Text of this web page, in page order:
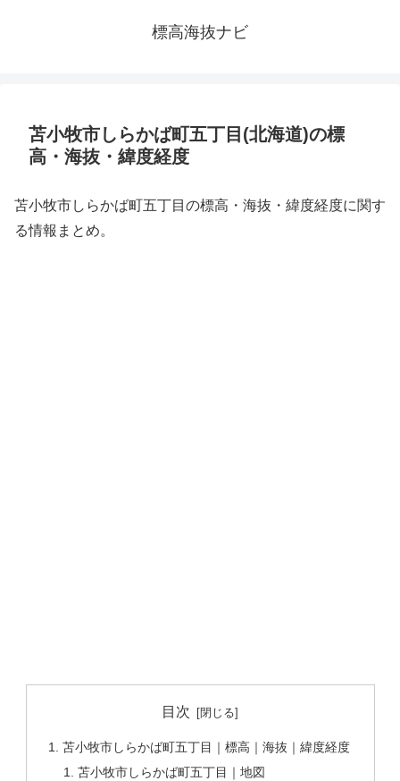
標高海抜ナビ
苫小牧市しらかば町五丁目(北海道)の標
高・海抜・緯度経度
苫小牧市しらかば町五丁目の標高・海抜・緯度経度に関す
る情報まとめ。
目次
苫小牧市しらかば町五丁目｜標高｜海抜｜緯度経度
苫小牧市しらかば町五丁目｜地図